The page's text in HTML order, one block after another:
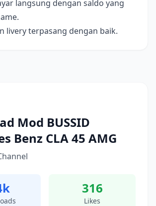
langsung dengan saldo yang
livery terpasang dengan baik.
Mod BUSSID
Benz CLA 45 AMG
316
Likes